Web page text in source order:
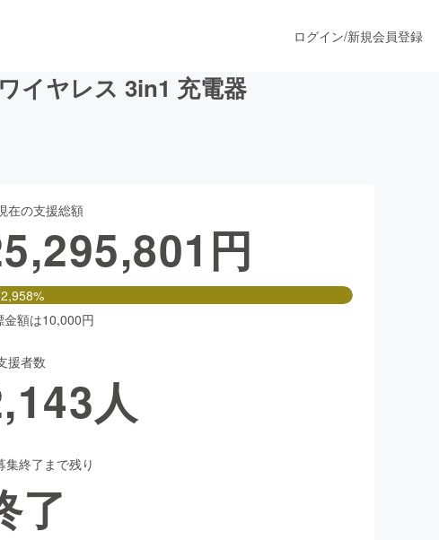
ス
ファッション
スケア
ログイン/新規会員登録
イヤレス 3in1 充電器
在の支援総額
円
金額は10,000円
援者数
人
集終了まで残り
了